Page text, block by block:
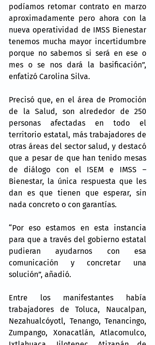
podíamos retomar contrato en marzo
aproximadamente pero ahora con la
nueva operatividad de IMSS Bienestar
tenemos mucha mayor incertidumbre
porque no sabemos si será en ese o
mes o se nos dará la basificación”,
enfatizó Carolina Silva.
Precisó que, en el área de Promoción
de la Salud, son alrededor de 250
personas afectadas en todo el
territorio estatal, más trabajadores de
otras áreas del sector salud, y destacó
que a pesar de que han tenido mesas
de diálogo con el ISEM e IMSS –
Bienestar, la única respuesta que les
dan es que tienen que esperar, sin
nada concreto o con garantías.
“Por eso estamos en esta instancia
para que a través del gobierno estatal
pudieran ayudarnos con esa
comunicación y concretar una
solución”, añadió.
Entre los manifestantes había
trabajadores de Toluca, Naucalpan,
Nezahualcóyotl, Tenango, Tenancingo,
Zumpango, Xonacatlán, Atlacomulco,